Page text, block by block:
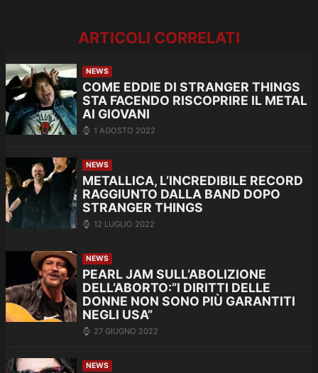
ARTICOLI CORRELATI
NEWS
COME EDDIE DI STRANGER THINGS
STA FACENDO RISCOPRIRE IL METAL
AI GIOVANI
1 AGOSTO 2022
NEWS
METALLICA, L’INCREDIBILE RECORD
RAGGIUNTO DALLA BAND DOPO
STRANGER THINGS
12 LUGLIO 2022
NEWS
PEARL JAM SULL’ABOLIZIONE
DELL’ABORTO:”I DIRITTI DELLE
DONNE NON SONO PIÙ GARANTITI
NEGLI USA”
27 GIUGNO 2022
NEWS